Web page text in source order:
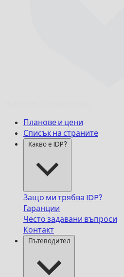
Планове и цени
Списък на страните
Какво е IDP?
Защо ми трябва IDP?
Гаранции
Често задавани въпроси
Контакт
Пътеводител